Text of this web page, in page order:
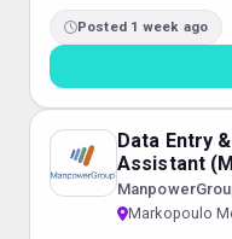
Posted 1 week ago
Data Entry
Assistant
Markopoulo